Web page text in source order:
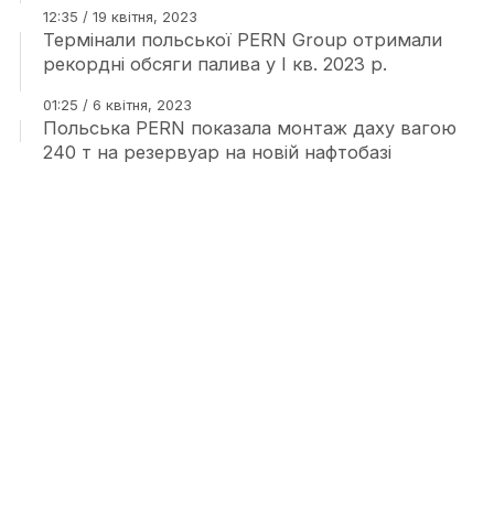
12:35 / 19 квітня, 2023
Термінали польської PERN Group отримали
рекордні обсяги палива у І кв. 2023 р.
01:25 / 6 квітня, 2023
Польська PERN показала монтаж даху вагою
240 т на резервуар на новій нафтобазі